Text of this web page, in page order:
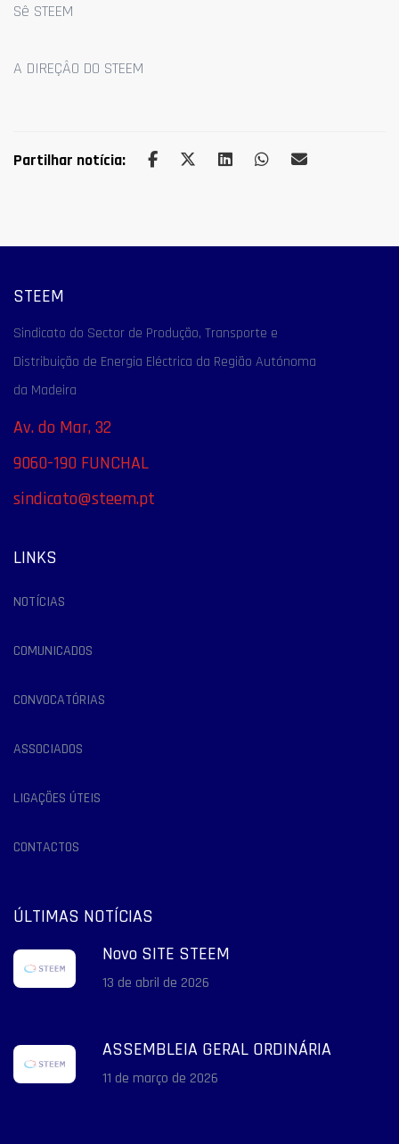
Sê STEEM
A DIREÇÂO DO STEEM
Partilhar notícia:
STEEM
Sindicato do Sector de Produção, Transporte e
Distribuição de Energia Eléctrica da Região Autónoma
da Madeira
Av. do Mar, 32
9060-190 FUNCHAL
sindicato@steem.pt
LINKS
NOTÍCIAS
COMUNICADOS
CONVOCATÓRIAS
ASSOCIADOS
LIGAÇÕES ÚTEIS
CONTACTOS
ÚLTIMAS NOTÍCIAS
Novo SITE STEEM
13 de abril de 2026
ASSEMBLEIA GERAL ORDINÁRIA
11 de março de 2026